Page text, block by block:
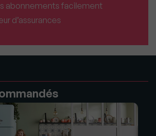
abonnements facilement
d’assurances